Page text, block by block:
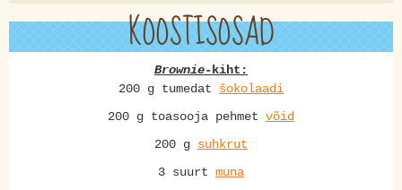
KOOSTISOSAD
Brownie-kiht:
200 g tumedat šokolaadi
200 g toasooja pehmet võid
200 g suhkrut
3 suurt muna